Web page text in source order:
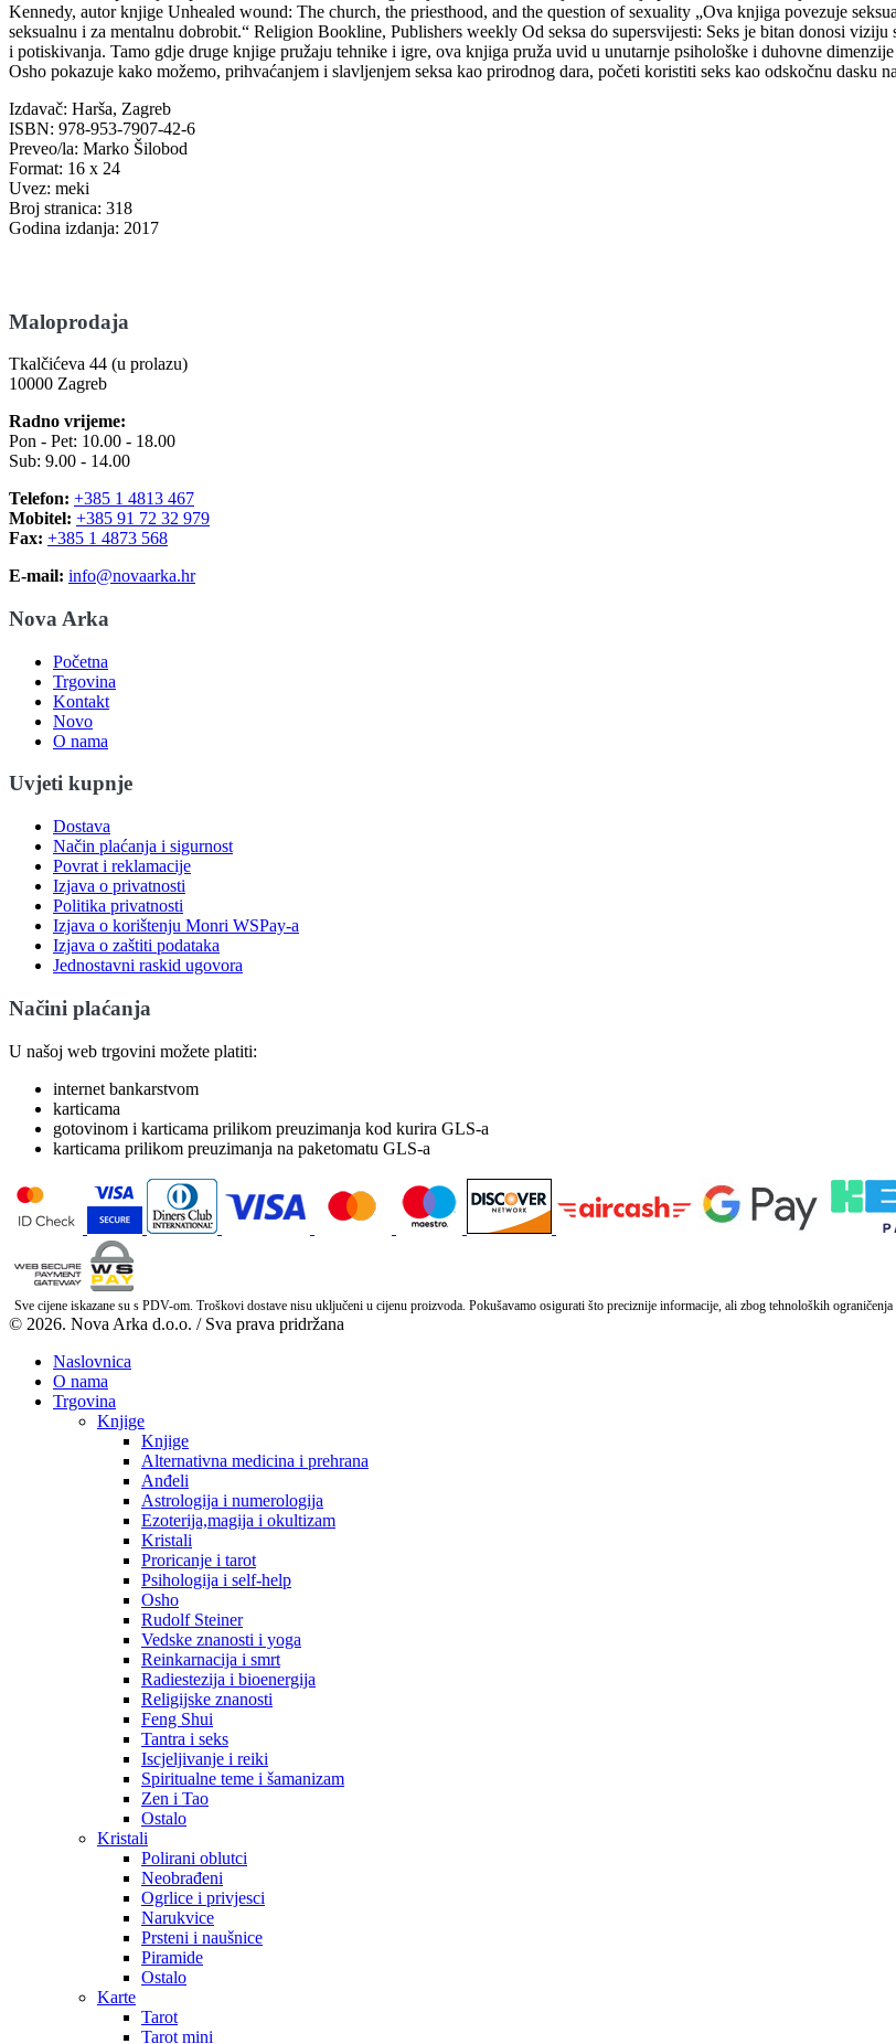
Kennedy, autor knjige Unhealed wound: The church, the priesthood, and the question of sexuality „Ova knjiga povezuje
seksualnu i za mentalnu dobrobit.“ Religion Bookline, Publishers weekly Od seksa do supersvijesti: Seks je bitan donosi
i potiskivanja. Tamo gdje druge knjige pružaju tehnike i igre, ova knjiga pruža uvid u unutarnje psihološke i duhovne
Osho pokazuje kako možemo, prihvaćanjem i slavljenjem seksa kao prirodnog dara, početi koristiti seks kao odskočnu dasku
Izdavač: Harša, Zagreb
ISBN: 978-953-7907-42-6
Preveo/la: Marko Šilobod
Format: 16 x 24
Uvez: meki
Broj stranica: 318
Godina izdanja: 2017
Maloprodaja
Tkalčićeva 44 (u prolazu)
10000 Zagreb
Radno vrijeme:
Pon - Pet: 10.00 - 18.00
Sub: 9.00 - 14.00
Telefon: +385 1 4813 467
Mobitel: +385 91 72 32 979
Fax: +385 1 4873 568
E-mail: info@novaarka.hr
Nova Arka
Početna
Trgovina
Kontakt
Novo
O nama
Uvjeti kupnje
Dostava
Način plaćanja i sigurnost
Povrat i reklamacije
Izjava o privatnosti
Politika privatnosti
Izjava o korištenju Monri WSPay-a
Izjava o zaštiti podataka
Jednostavni raskid ugovora
Načini plaćanja
U našoj web trgovini možete platiti:
internet bankarstvom
karticama
gotovinom i karticama prilikom preuzimanja kod kurira GLS-a
karticama prilikom preuzimanja na paketomatu GLS-a
Sve cijene iskazane su s PDV-om. Troškovi dostave nisu uključeni u cijenu proizvoda. Pokušavamo osigurati što preciznije informacije, ali zbog tehnoloških
© 2026. Nova Arka d.o.o. / Sva prava pridržana
Naslovnica
O nama
Trgovina
Knjige
Knjige
Alternativna medicina i prehrana
Anđeli
Astrologija i numerologija
Ezoterija,magija i okultizam
Kristali
Proricanje i tarot
Psihologija i self-help
Osho
Rudolf Steiner
Vedske znanosti i yoga
Reinkarnacija i smrt
Radiestezija i bioenergija
Religijske znanosti
Feng Shui
Tantra i seks
Iscjeljivanje i reiki
Spiritualne teme i šamanizam
Zen i Tao
Ostalo
Kristali
Polirani oblutci
Neobrađeni
Ogrlice i privjesci
Narukvice
Prsteni i naušnice
Piramide
Ostalo
Karte
Tarot
Tarot mini